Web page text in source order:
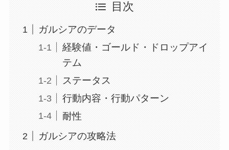
目次
ガルシアのデータ
経験値・ゴールド・ドロップアイ
テム
ステータス
行動内容・行動パターン
耐性
ガルシアの攻略法